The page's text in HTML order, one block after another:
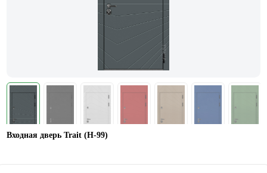
Входная дверь Trait (Н-99)